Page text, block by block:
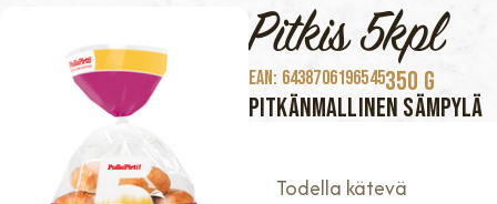
Pitkis 5kpl
EAN: 6438706196545350 G
PITKÄNMALLINEN SÄMPYLÄ
Todella kätevä